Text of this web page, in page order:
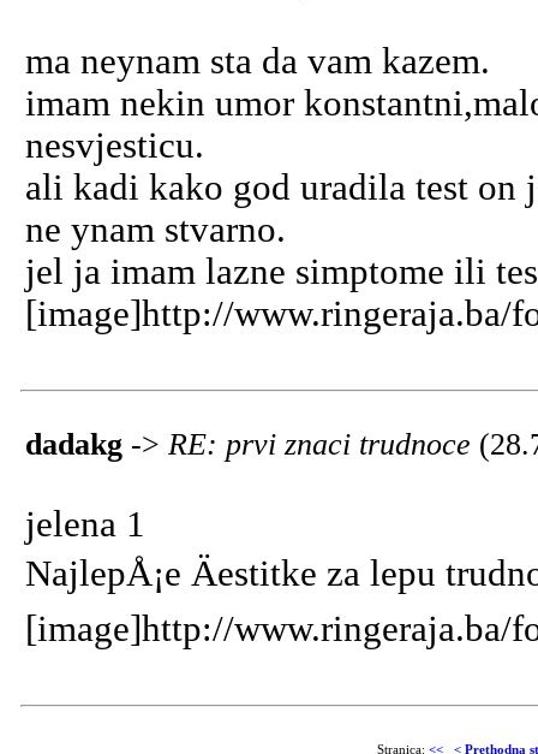
ma neynam sta da vam kazem.
imam nekin umor
nesvjesticu.
ali kadi kako god uradila test on
ne ynam stvarno.
jel ja imam lazne simptome ili
[image]http://www.ringeraja.ba/
dadakg -> RE: prvi znaci trudnoce
jelena 1
NajlepÅ¡e Äestitke za lepu
[image]http://www.ringeraja.ba/
Stranica: << < Prethodna